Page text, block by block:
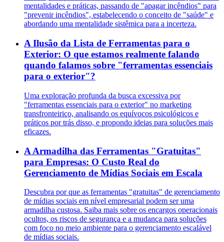
mentalidades e práticas, passando de "apagar incêndios" para
"prevenir incêndios", estabelecendo o conceito de "saúde" e
abordando uma mentalidade sistêmica para a incerteza.
A Ilusão da Lista de Ferramentas para o
Exterior: O que estamos realmente falando
quando falamos sobre "ferramentas essenciais
para o exterior"?
Uma exploração profunda da busca excessiva por
"ferramentas essenciais para o exterior" no marketing
transfronteiriço, analisando os equívocos psicológicos e
práticos por trás disso, e propondo ideias para soluções mais
eficazes.
A Armadilha das Ferramentas "Gratuitas"
para Empresas: O Custo Real do
Gerenciamento de Mídias Sociais em Escala
Descubra por que as ferramentas "gratuitas" de gerenciamento
de mídias sociais em nível empresarial podem ser uma
armadilha custosa. Saiba mais sobre os encargos operacionais
ocultos, os riscos de segurança e a mudança para soluções
com foco no meio ambiente para o gerenciamento escalável
de mídias sociais.